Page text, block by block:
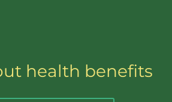
health benefits